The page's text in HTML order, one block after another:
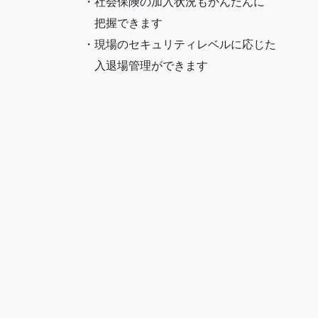
把握できます
・現場のセキュリティレベルに応じた
入退場管理ができます